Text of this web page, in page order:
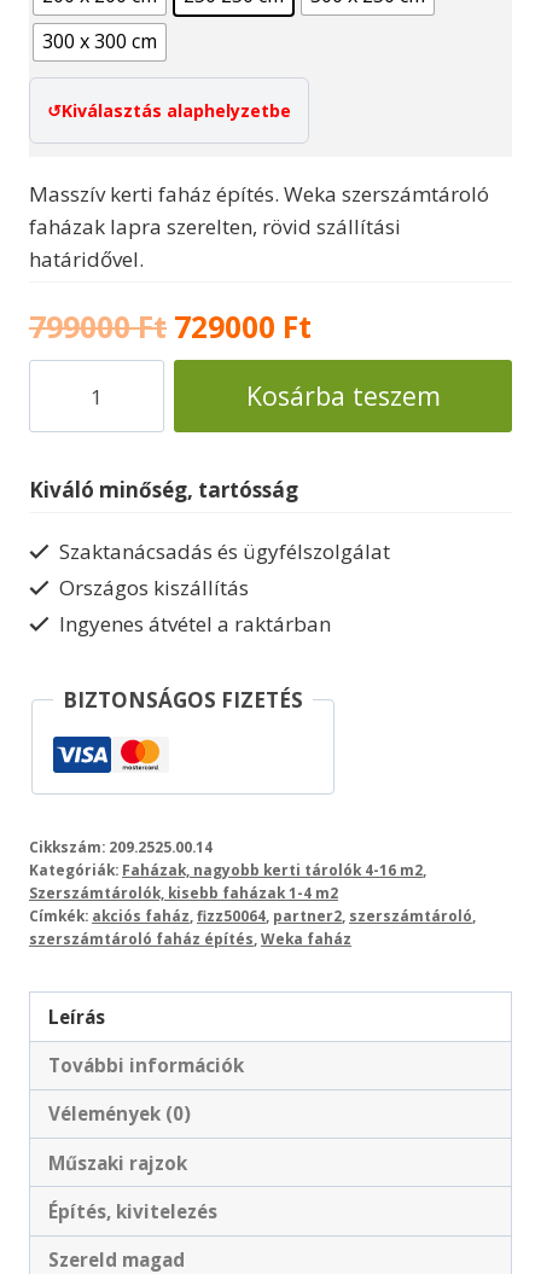
300 x 300 cm
Kiválasztás alaphelyzetbe
Masszív kerti faház építés. Weka szerszámtároló
faházak lapra szerelten, rövid szállítási
határidővel.
799000Ft Original
price
was:
729000 Ft
price
is:
szerszámtároló
Weka
mennyiség
Kosárba teszem
Kiváló minőség, tartósság
Szaktanácsadás és ügyfélszolgálat
Országos kiszállítás
Ingyenes átvétel a raktárban
BIZTONSÁGOS FIZETÉS
Cikkszám: 209.2525.00.14
Kategóriák: Faházak, nagyobb kerti tárolók 4-16 m2,
Szerszámtárolók, kisebb faházak 1-4 m2
Címkék: akciós faház,fizz50064, partner2, szerszámtároló,
szerszámtároló faház építés,Weka faház
Leírás
További információk
Vélemények (0)
Műszaki rajzok
Építés, kivitelezés
Szereld magad